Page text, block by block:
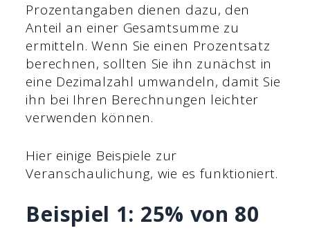
Prozentangaben dienen dazu, den
Anteil an einer Gesamtsumme zu
ermitteln. Wenn Sie einen Prozentsatz
berechnen, sollten Sie ihn zunächst in
eine Dezimalzahl umwandeln, damit Sie
ihn bei Ihren Berechnungen leichter
verwenden können.
Hier einige Beispiele zur
Veranschaulichung, wie es funktioniert.
Beispiel 1: 25% von 80